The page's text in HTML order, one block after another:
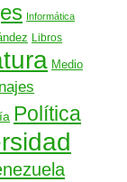
Informática
Libros
Medio
Política